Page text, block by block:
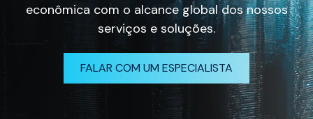
econômica com o alcance global dos nossos
serviços e soluções.
FALAR COM UM ESPECIALISTA